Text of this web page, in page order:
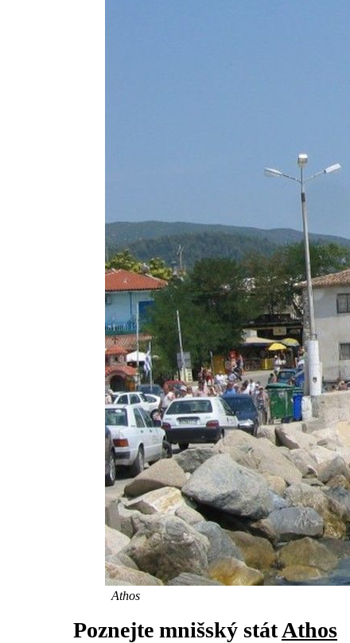
Athos
Poznejte mnišský státAthos